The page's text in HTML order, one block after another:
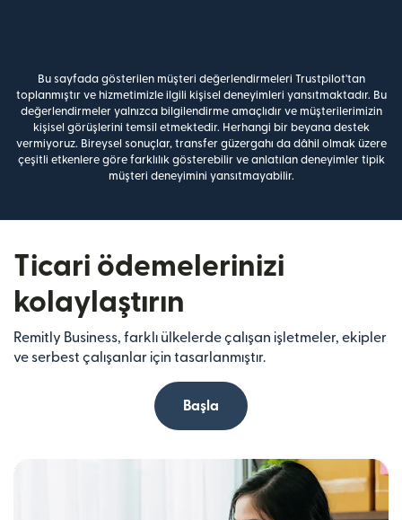
Bu sayfada gösterilen müşteri değerlendirmeleri Trustpilot'tan
toplanmıştır ve hizmetimizle ilgili kişisel deneyimleri yansıtmaktadır. Bu
değerlendirmeler yalnızca bilgilendirme amaçlıdır ve müşterilerimizin
kişisel görüşlerini temsil etmektedir. Herhangi bir beyana destek
vermiyoruz. Bireysel sonuçlar, transfer güzergahı da dâhil olmak üzere
çeşitli etkenlere göre farklılık gösterebilir ve anlatılan deneyimler tipik
müşteri deneyimini yansıtmayabilir.
Ticari ödemelerinizi
kolaylaştırın
Remitly Business, farklı ülkelerde çalışan işletmeler, ekipler
ve serbest çalışanlar için tasarlanmıştır.
Başla